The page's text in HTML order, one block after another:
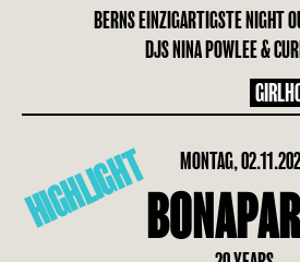
BERNS EINZIGARTIGSTE NIGHT
DJS NINA POWLEE &
MONTAG,
HIGHLIGHT